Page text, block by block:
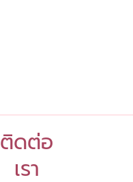
ติดต่อ
เรา